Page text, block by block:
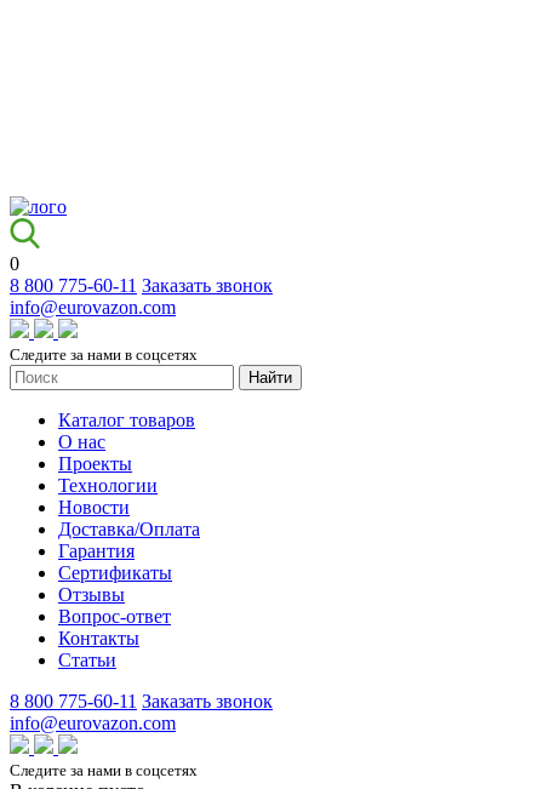
0
8 800 775-60-11 Заказать звонок
info@eurovazon.com
Следите за нами в соцсетях
Найти
Каталог товаров
О нас
Проекты
Технологии
Новости
Доставка/Оплата
Гарантия
Сертификаты
Отзывы
Вопрос-ответ
Контакты
Статьи
8 800 775-60-11 Заказать звонок
info@eurovazon.com
Следите за нами в соцсетях